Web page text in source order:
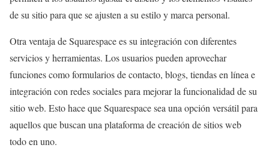
de su sitio para que se ajusten a su estilo y marca personal.
Otra ventaja de Squarespace es su integración con diferentes
servicios y herramientas. Los usuarios pueden aprovechar
funciones como formularios de contacto, blogs, tiendas en línea e
integración con redes sociales para mejorar la funcionalidad de su
sitio web. Esto hace que Squarespace sea una opción versátil para
aquellos que buscan una plataforma de creación de sitios web
todo en uno.